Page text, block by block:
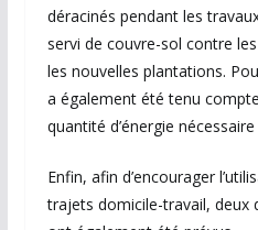
déracinés pendant les
servi de couvre-sol contre
les nouvelles plantations.
a également été tenu
quantité d’énergie
Enfin, afin d’encourager
trajets domicile-travail, deux